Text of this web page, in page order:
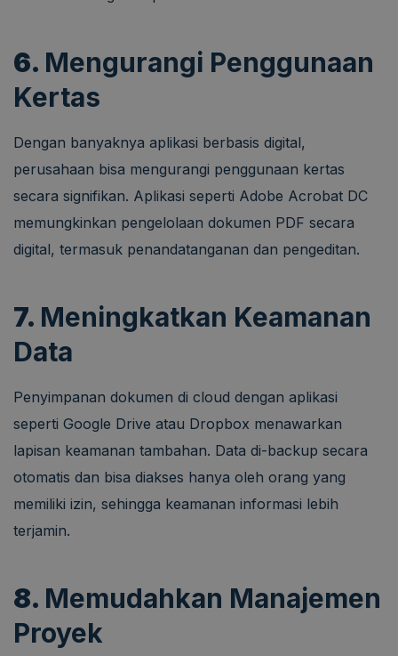
6. Mengurangi Penggunaan
Kertas
Dengan banyaknya aplikasi berbasis digital,
perusahaan bisa mengurangi penggunaan kertas
secara signifikan. Aplikasi seperti Adobe Acrobat DC
memungkinkan pengelolaan dokumen PDF secara
digital, termasuk penandatanganan dan pengeditan.
7. Meningkatkan Keamanan
Data
Penyimpanan dokumen di cloud dengan aplikasi
seperti Google Drive atau Dropbox menawarkan
lapisan keamanan tambahan. Data di-backup secara
otomatis dan bisa diakses hanya oleh orang yang
memiliki izin, sehingga keamanan informasi lebih
terjamin.
8. Memudahkan Manajemen
Proyek